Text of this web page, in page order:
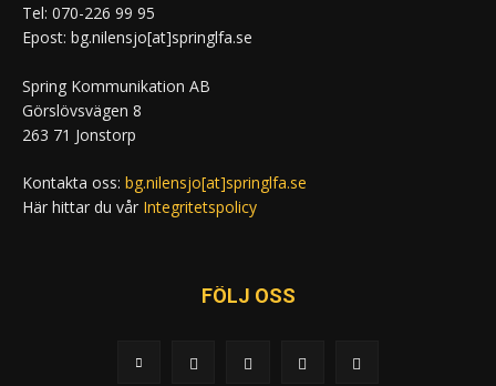
Tel: 070-226 99 95
Epost: bg.nilensjo[at]springlfa.se
Spring Kommunikation AB
Görslövsvägen 8
263 71 Jonstorp
Kontakta oss: bg.nilensjo[at]springlfa.se
Här hittar du vår Integritetspolicy
FÖLJ OSS